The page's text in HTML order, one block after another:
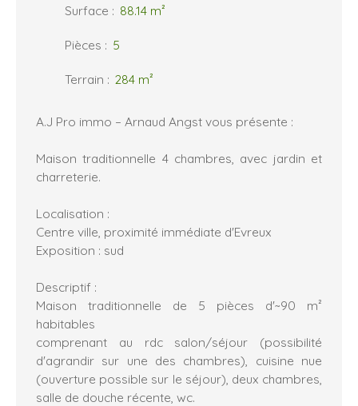
Surface : 88.14 m²
Pièces : 5
Terrain : 284 m²
A.J Pro immo – Arnaud Angst vous présente :
Maison traditionnelle 4 chambres, avec jardin et
charreterie.
Localisation :
Centre ville, proximité immédiate d'Evreux
Exposition : sud
Descriptif :
Maison traditionnelle de 5 pièces d'~90 m²
habitables
comprenant au rdc salon/séjour (possibilité
d'agrandir sur une des chambres), cuisine nue
(ouverture possible sur le séjour), deux chambres,
salle de douche récente, wc.